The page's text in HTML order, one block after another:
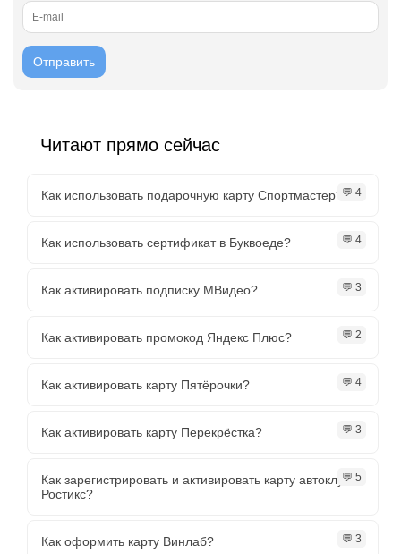
Читают прямо сейчас
Как использовать подарочную карту Спортмастер? 💬 4
Как использовать сертификат в Буквоеде? 💬 4
Как активировать подписку МВидео? 💬 3
Как активировать промокод Яндекс Плюс? 💬 2
Как активировать карту Пятёрочки? 💬 4
Как активировать карту Перекрёстка? 💬 3
Как зарегистрировать и активировать карту автоклуба
Ростикс?
💬 5
Как оформить карту Винлаб? 💬 3